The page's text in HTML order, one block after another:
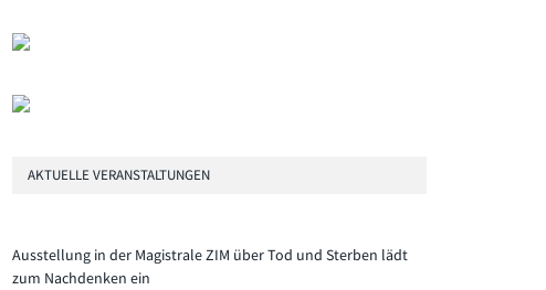
AKTUELLE VERANSTALTUNGEN
Ausstellung in der Magistrale ZIM über Tod und Sterben lädt
zum Nachdenken ein